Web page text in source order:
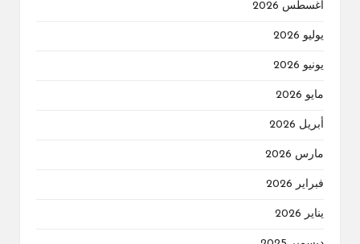
أغسطس 2026
يوليو 2026
يونيو 2026
مايو 2026
أبريل 2026
مارس 2026
فبراير 2026
يناير 2026